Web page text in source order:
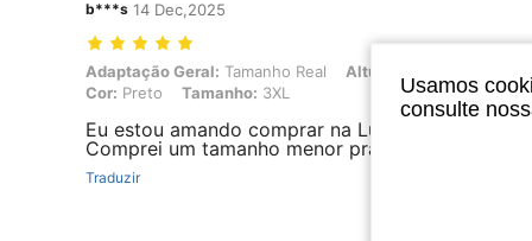
b***s 14 Dec,2025
Adaptação Geral: Tamanho Real, Altura: 161 cm / 63 in, Peso: 120
Adaptação Geral: Tamanho Real Altura:
Cor: Preto Tamanho: 3XL
Eu estou amando comprar na Luvlette! Tudo é
Comprei um tamanho menor pra ficar mais
Traduzir
Usamos
consulte